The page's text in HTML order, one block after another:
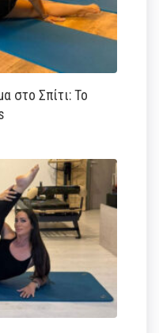
στο Σπίτι: Το